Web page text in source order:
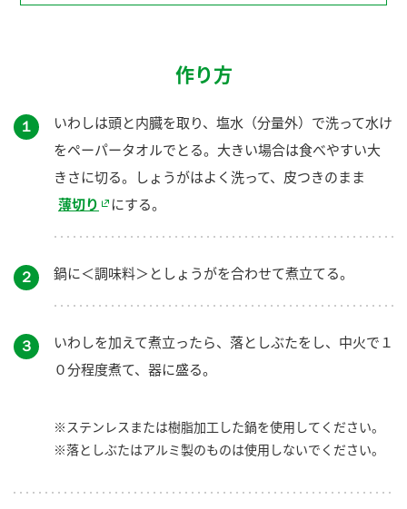
作り方
１
いわしは頭と内臓を取り、塩水（分量外）で洗って水け
をペーパータオルでとる。大きい場合は食べやすい大
きさに切る。しょうがはよく洗って、皮つきのまま
薄切り
にする。
２ 鍋に＜調味料＞としょうがを合わせて煮立てる。
３
いわしを加えて煮立ったら、落としぶたをし、中火で１
０分程度煮て、器に盛る。
※ステンレスまたは樹脂加工した鍋を使用してください。
※落としぶたはアルミ製のものは使用しないでください。